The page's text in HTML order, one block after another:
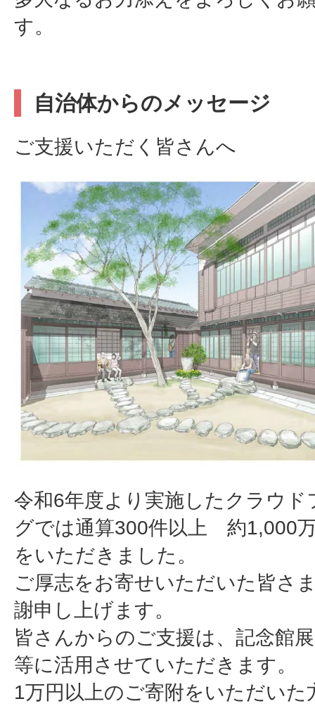
す。
自治体からのメッセージ
ご支援いただく皆さんへ
令和6年度より実施したクラウド
グでは通算300件以上 約1,000
をいただきました。
ご厚志をお寄せいただいた皆さ
謝申し上げます。
皆さんからのご支援は、記念館
等に活用させていただきます。
1万円以上のご寄附をいただいた